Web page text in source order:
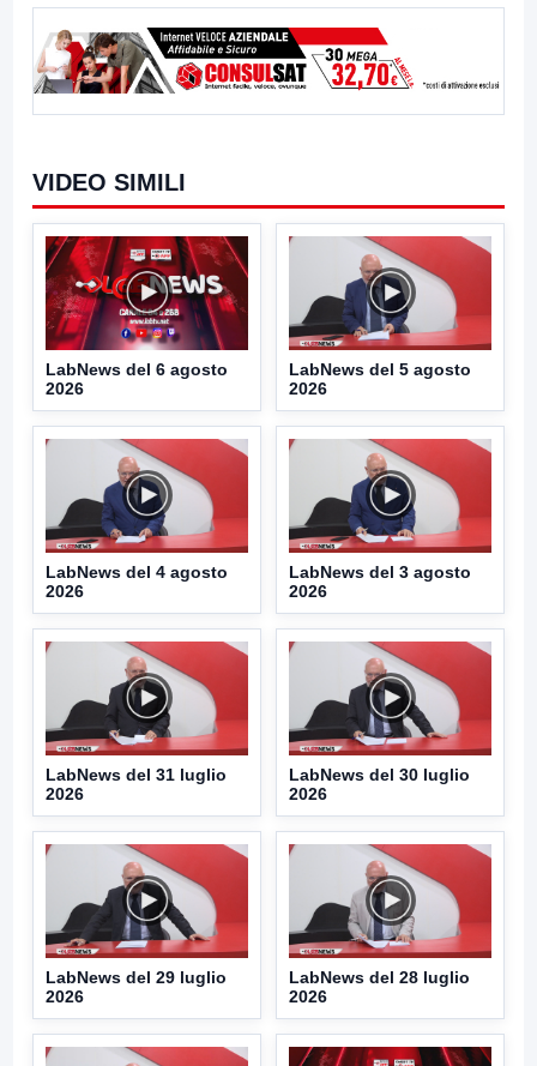
VIDEO SIMILI
LabNews del 6 agosto
2026
LabNews del 5 agosto
2026
LabNews del 4 agosto
2026
LabNews del 3 agosto
2026
LabNews del 31 luglio
2026
LabNews del 30 luglio
2026
LabNews del 29 luglio
2026
LabNews del 28 luglio
2026